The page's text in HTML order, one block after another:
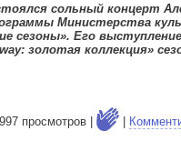
сольный концерт
Министерства
сезоны». Его выступление
золотая коллекция»
просмотров | |